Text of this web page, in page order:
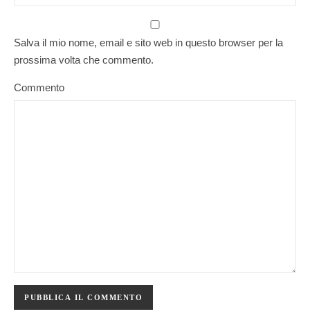
Salva il mio nome, email e sito web in questo browser per la
prossima volta che commento.
Commento